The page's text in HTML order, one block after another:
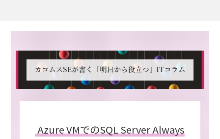
Azure VMでのSQL Server Always